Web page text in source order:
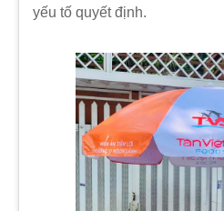
yếu tố quyết định.